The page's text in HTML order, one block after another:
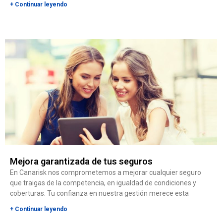
+ Continuar leyendo
Mejora garantizada de tus seguros
En Canarisk nos comprometemos a mejorar cualquier seguro
que traigas de la competencia, en igualdad de condiciones y
coberturas. Tu confianza en nuestra gestión merece esta
+ Continuar leyendo